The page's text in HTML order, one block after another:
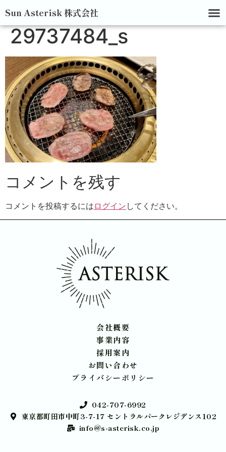
Sun Asterisk 株式会社
29737484_s
コメントを残す
コメントを投稿するには ログイン してください。
会社概要
事業内容
採用案内
お問い合わせ
プライバシーポリシー
042-707-6992
東京都町田市中町3-7-17 セントラルパークレジデンス102
info@s-asterisk.co.jp